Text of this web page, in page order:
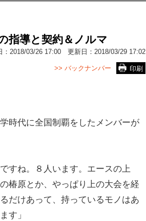
指導と契約＆ノルマ
2018/03/26 17:00 更新日： 2018/03/29 17:02
印刷
>> バックナンバー
代に全国制覇をしたメンバーが
ですね。８人います。エースの上
椿原とか、やっぱり上の大会を経
だけあって、持っているモノはあ
す」